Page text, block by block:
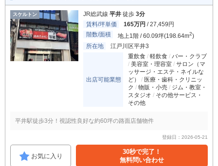
スケルトン JR総武線 平井 徒歩 3分
賃料/坪単価
165万円 / 27,459円
階数/面積
地上1階 / 60.09坪(198.64m2)
所在地
江戸川区平井3
出店可能業態
重飲食 軽飲食
バー・クラブ
美容室・理容室
サロン（マ
ッサージ・エステ・ネイルな
ど）
医療・歯科・クリニッ
ク
物販・小売
ジム・教室・
スタジオ
その他サービス・
その他
平井駅徒歩3分！視認性良好な約60坪の路面店舗物件
登録日：2026-05-21
お気に入り
30秒で完了！
無料問い合わせ